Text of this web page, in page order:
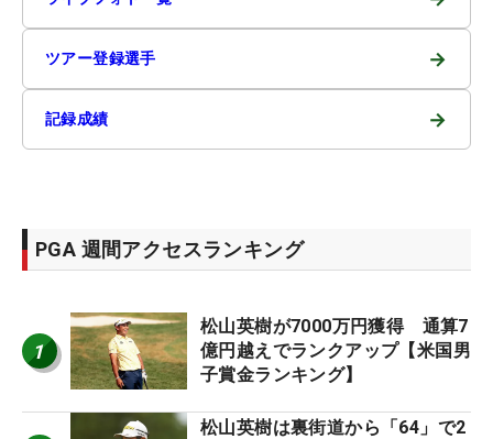
ツアー登録選手 →
記録成績 →
PGA 週間アクセスランキング
1
松山英樹が7000万円獲得 通算7
億円越えでランクアップ【米国男
子賞金ランキング】
松山英樹は裏街道から「64」で2